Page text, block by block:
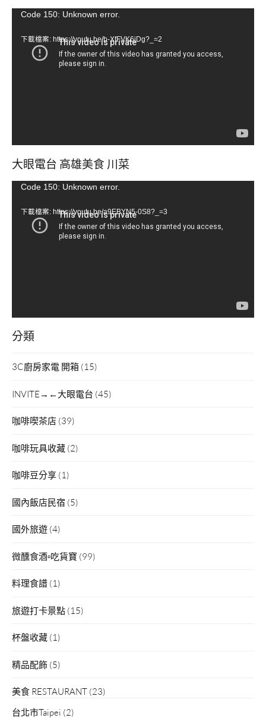
視Code 150: Unknown error.
下載檔案: https://youtu.be/b-XfFVK6jDg?_=2
大眼電台 高雄美食 川菜
視Code 150: Unknown error.
下載檔案: https://youtu.be/a9EBYN5-0S8?_=3
分類
3C廚房家電 開箱 (15)
INVITE→←大眼電台 (45)
咖啡喫茶店 (39)
咖啡玩具收藏 (2)
咖啡豆分享 (1)
國內飯店民宿 (5)
國外旅遊 (4)
微醺食酒▫吃貨寶 (99)
料理食譜 (1)
旅遊打卡景點 (15)
杯盤收藏 (1)
精品配飾 (5)
美食 RESTAURANT (23)
台北市Taipei (2)